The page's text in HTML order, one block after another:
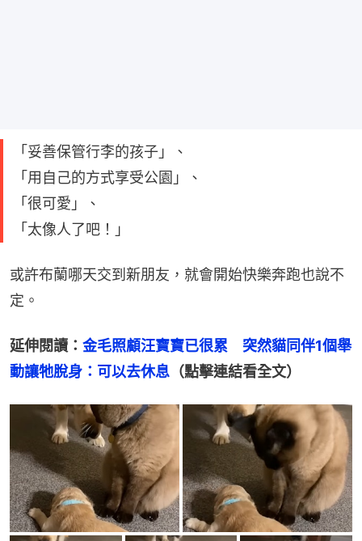
「妥善保管行李的孩子」、
「用自己的方式享受公園」、
「很可愛」、
「太像人了吧！」
或許布蘭哪天交到新朋友，就會開始快樂奔跑也說不
定。
延伸閱讀： 金毛照顧汪寶寶已很累　突然貓同伴1個舉
動讓牠脫身：可以去休息 （點擊連結看全文）